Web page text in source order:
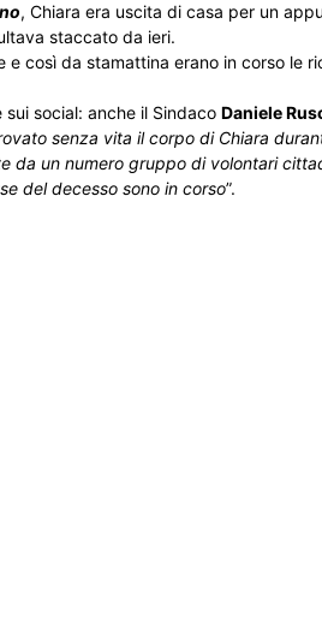
, Chiara era uscita di casa per un
staccato da ieri.
e così da stamattina erano in corso le
sui social: anche il Sindaco Daniele
senza vita il corpo di Chiara
da un numero gruppo di volontari
del decesso sono in corso”.